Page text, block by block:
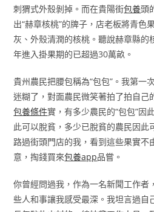
刺猬式外殼剝掉。而在貴陽街包養頭
出“赫章核桃”的牌子，店老板將青色
灰、外殼清潤的核桃。聽說赫章縣的
年進入掛果期的已超過30萬畝。
貴州農民把腰包稱為“包包”。我第一
迷糊了，對面農民微笑著拍了拍自己
包養條件實，有多少農民的“包包”因
此可以脫貧，多少已脫貧的農民因此
路過街頭門店的我，看到這些果實不
意，掏錢買來包養app品嘗。
你曾經問過我，作為一名新聞工作者
些人和事讓我感受最深。我坦言過自